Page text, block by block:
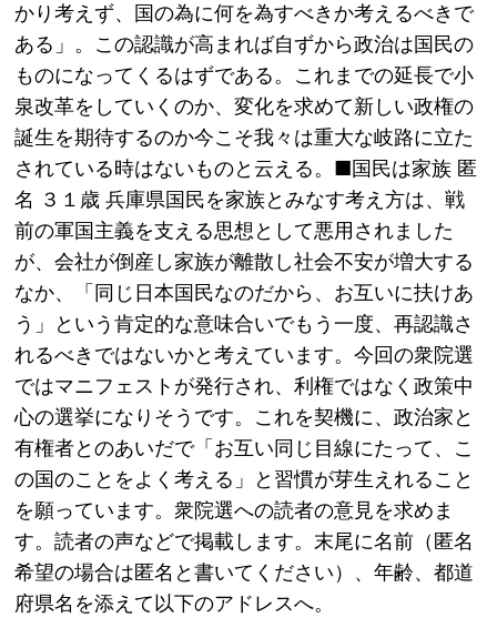
かり考えず、国の為に何を為すべきか考えるべきで
ある」。この認識が高まれば自ずから政治は国民の
ものになってくるはずである。これまでの延長で小
泉改革をしていくのか、変化を求めて新しい政権の
誕生を期待するのか今こそ我々は重大な岐路に立た
されている時はないものと云える。■国民は家族 匿
名 ３１歳 兵庫県国民を家族とみなす考え方は、戦
前の軍国主義を支える思想として悪用されました
が、会社が倒産し家族が離散し社会不安が増大する
なか、「同じ日本国民なのだから、お互いに扶けあ
う」という肯定的な意味合いでもう一度、再認識さ
れるべきではないかと考えています。今回の衆院選
ではマニフェストが発行され、利権ではなく政策中
心の選挙になりそうです。これを契機に、政治家と
有権者とのあいだで「お互い同じ目線にたって、こ
の国のことをよく考える」と習慣が芽生えれること
を願っています。衆院選への読者の意見を求めま
す。読者の声などで掲載します。末尾に名前（匿名
希望の場合は匿名と書いてください）、年齢、都道
府県名を添えて以下のアドレスへ。